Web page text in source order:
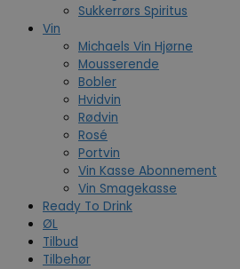
Sukkerrørs Spiritus
Vin
Michaels Vin Hjørne
Mousserende
Bobler
Hvidvin
Rødvin
Rosé
Portvin
Vin Kasse Abonnement
Vin Smagekasse
Ready To Drink
ØL
Tilbud
Tilbehør